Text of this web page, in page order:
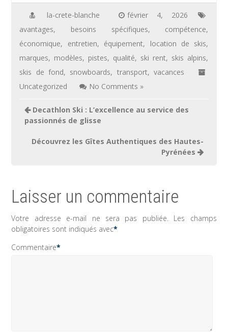
la-crete-blanche
février 4, 2026
avantages, besoins spécifiques, compétence,
économique, entretien, équipement, location de skis,
marques, modèles, pistes, qualité, ski rent, skis alpins,
skis de fond, snowboards, transport,vacances
Uncategorized
No Comments »
Navigation
de
Decathlon Ski : L’excellence au service des
passionnés de glisse
Découvrez les Gîtes Authentiques des Hautes-
Pyrénées
Laisser un commentaire
Votre adresse e-mail ne sera pas publiée. Les champs
obligatoires sont indiqués avec*
Commentaire*